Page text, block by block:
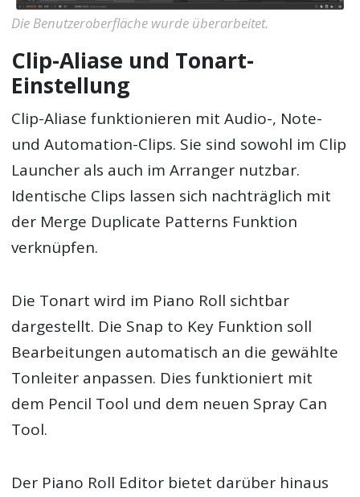
Die Benutzeroberfläche wurde überarbeitet.
Clip-Aliase und Tonart-
Einstellung
Clip-Aliase funktionieren mit Audio-, Note-
und Automation-Clips. Sie sind sowohl im Clip
Launcher als auch im Arranger nutzbar.
Identische Clips lassen sich nachträglich mit
der Merge Duplicate Patterns Funktion
verknüpfen.
Die Tonart wird im Piano Roll sichtbar
dargestellt. Die Snap to Key Funktion soll
Bearbeitungen automatisch an die gewählte
Tonleiter anpassen. Dies funktioniert mit
dem Pencil Tool und dem neuen Spray Can
Tool.
Der Piano Roll Editor bietet darüber hinaus